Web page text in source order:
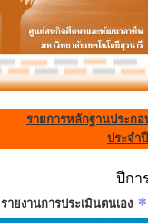
รายการหลักฐานประกอ
ประจำ
ปีกา
รายงานการประเมินตนเอง